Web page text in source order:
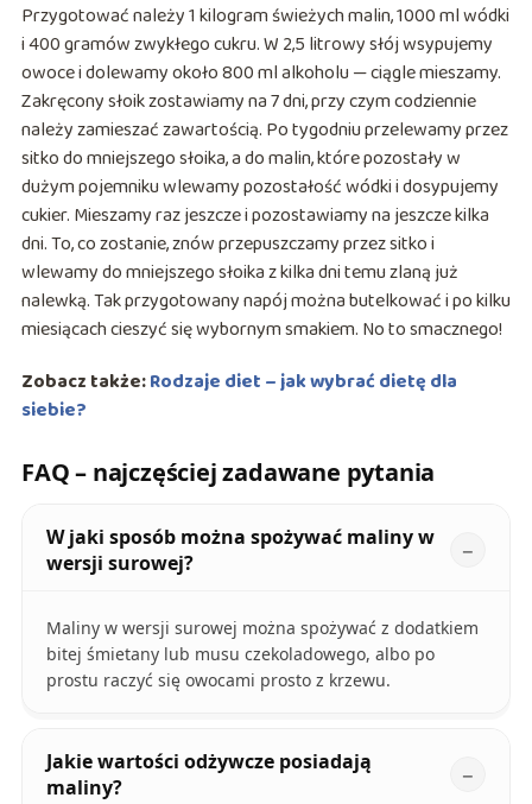
Przygotować należy 1 kilogram świeżych malin, 1000 ml wódki
i 400 gramów zwykłego cukru. W 2,5 litrowy słój wsypujemy
owoce i dolewamy około 800 ml alkoholu — ciągle mieszamy.
Zakręcony słoik zostawiamy na 7 dni, przy czym codziennie
należy zamieszać zawartością. Po tygodniu przelewamy przez
sitko do mniejszego słoika, a do malin, które pozostały w
dużym pojemniku wlewamy pozostałość wódki i dosypujemy
cukier. Mieszamy raz jeszcze i pozostawiamy na jeszcze kilka
dni. To, co zostanie, znów przepuszczamy przez sitko i
wlewamy do mniejszego słoika z kilka dni temu zlaną już
nalewką. Tak przygotowany napój można butelkować i po kilku
miesiącach cieszyć się wybornym smakiem. No to smacznego!
Zobacz także:Rodzaje diet – jak wybrać dietę dla
siebie?
FAQ – najczęściej zadawane pytania
W jaki sposób można spożywać maliny w
wersji surowej?
Maliny w wersji surowej można spożywać z dodatkiem
bitej śmietany lub musu czekoladowego, albo po
prostu raczyć się owocami prosto z krzewu.
Jakie wartości odżywcze posiadają
maliny?